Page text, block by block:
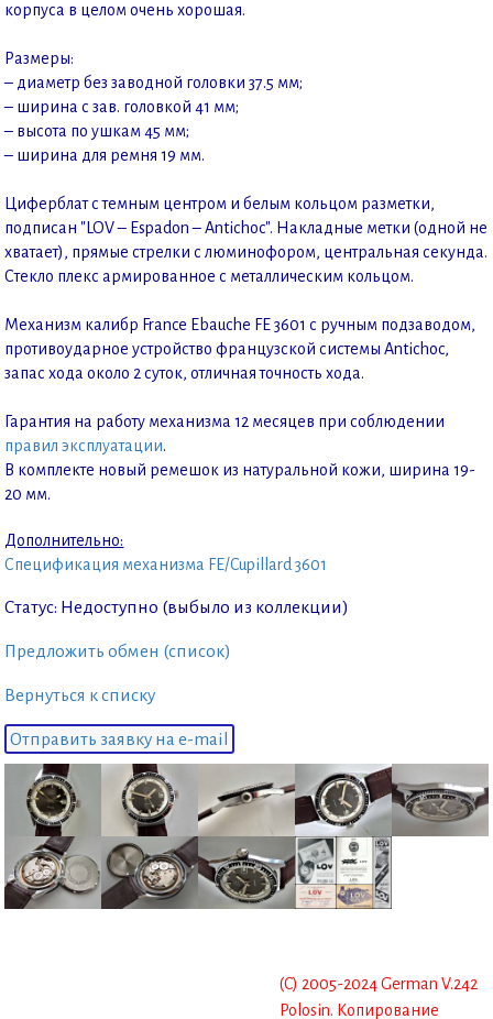
корпуса в целом очень хорошая.
Размеры:
– диаметр без заводной головки 37.5 мм;
– ширина с зав. головкой 41 мм;
– высота по ушкам 45 мм;
– ширина для ремня 19 мм.
Циферблат с темным центром и белым кольцом разметки,
подписан "LOV – Espadon – Antichoc". Накладные метки (одной не
хватает), прямые стрелки с люминофором, центральная секунда.
Стекло плекс армированное с металлическим кольцом.
Механизм калибр France Ebauche FE 3601 с ручным подзаводом,
противоударное устройство французской системы Antichoc,
запас хода около 2 суток, отличная точность хода.
Гарантия на работу механизма 12 месяцев при соблюдении
правил эксплуатации.
В комплекте новый ремешок из натуральной кожи, ширина 19-
20 мм.
Дополнительно:
Спецификация механизма FE/Cupillard 3601
Статус: Недоступно (выбыло из коллекции)
Предложить обмен (список)
Вернуться к списку
Отправить заявку на e-mail
(C) 2005-2024 German V.242
Polosin. Копирование